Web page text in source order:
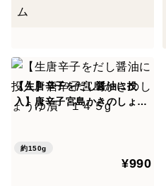
【生唐辛子をだし醤油に投
入】唐辛子宮島かきのしょう
約150g
¥990